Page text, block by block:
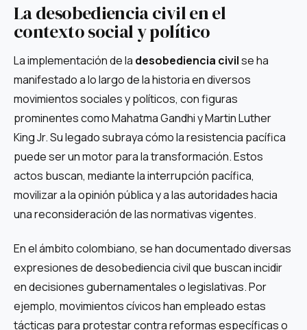
La desobediencia civil en el
contexto social y político
La implementación de la desobediencia civilse ha
manifestado a lo largo de la historia en diversos
movimientos sociales y políticos, con figuras
prominentes como Mahatma Gandhi y Martin Luther
King Jr. Su legado subraya cómo la resistencia pacífica
puede ser un motor para la transformación. Estos
actos buscan, mediante la interrupción pacífica,
movilizar a la opinión pública y a las autoridades hacia
una reconsideración de las normativas vigentes.
En el ámbito colombiano, se han documentado diversas
expresiones de desobediencia civil que buscan incidir
en decisiones gubernamentales o legislativas. Por
ejemplo, movimientos cívicos han empleado estas
tácticas para protestar contra reformas específicas o